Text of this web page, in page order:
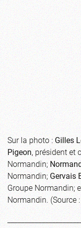
Sur la photo :Gilles
Pigeon, président et
Normandin;
Normandin;Gervais
Groupe Normandin;
Normandin. (Source